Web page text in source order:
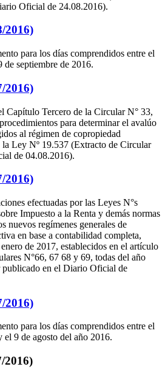
Oficial de 24.08.2016).
2016)
para los días comprendidos entre el
de septiembre de 2016.
2016)
Capítulo Tercero de la Circular N° 33,
para determinar el avalúo
al régimen de copropiedad
Ley Nº 19.537 (Extracto de Circular
de 04.08.2016).
2016)
efectuadas por las Leyes N°s
Impuesto a la Renta y demás normas
nuevos regímenes generales de
en base a contabilidad completa,
de 2017, establecidos en el artículo
N°66, 67 68 y 69, todas del año
en el Diario Oficial de
2016)
para los días comprendidos entre el
el 9 de agosto del año 2016.
2016)